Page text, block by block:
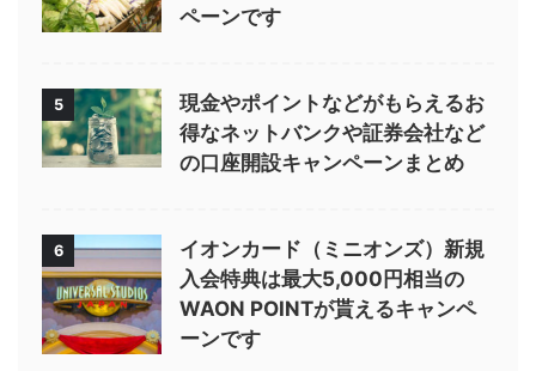
ペーンです
5
現金やポイントなどがもらえるお
得なネットバンクや証券会社など
の口座開設キャンペーンまとめ
6
イオンカード（ミニオンズ）新規
入会特典は最大5,000円相当の
WAON POINTが貰えるキャンペ
ーンです